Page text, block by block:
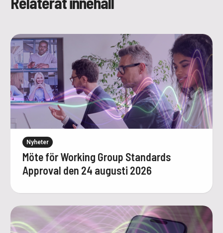
Nyheter
Möte för Working Group Standards
Approval den 24 augusti 2026